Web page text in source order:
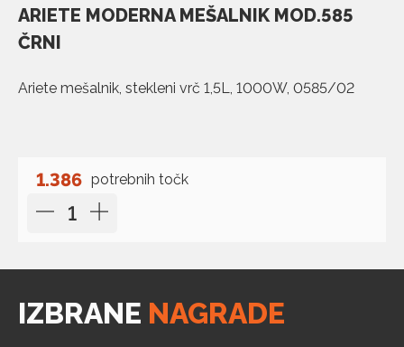
ARIETE MODERNA MEŠALNIK MOD.585
ČRNI
Ariete mešalnik, stekleni vrč 1,5L, 1000W, 0585/02
1.386 potrebnih točk
IZBRANE NAGRADE